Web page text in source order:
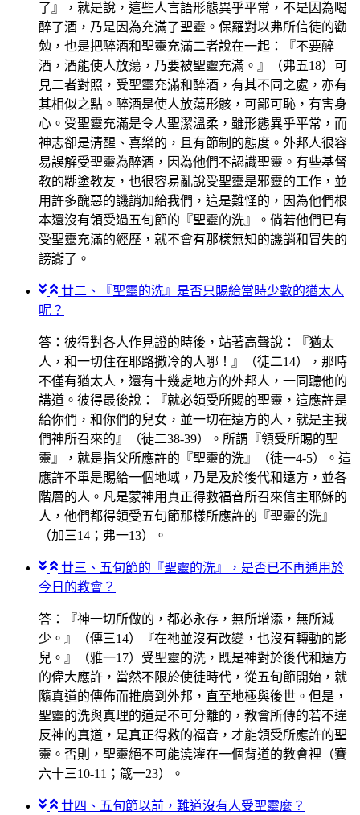
了』，就是說，這些人言語形態異乎平常，不是因為喝
醉了酒，乃是因為充滿了聖靈。保羅對以弗所信徒的勸
勉，也是把醉酒和聖靈充滿二者說在一起：『不要醉
酒，酒能使人放蕩，乃要被聖靈充滿。』（弗五18）可
見二者對照，受聖靈充滿和醉酒，有其不同之處，亦有
其相似之點。醉酒是使人放蕩形骸，可鄙可恥，有害身
心。受聖靈充滿是令人聖潔溫柔，雖形態異乎平常，而
神志卻是清醒、喜樂的，且有節制的態度。外邦人很容
易誤解受聖靈為醉酒，因為他們不認識聖靈。有些基督
教的糊塗教友，也很容易亂說受聖靈是邪靈的工作，並
用許多醜惡的譏誚加給我們，這是難怪的，因為他們根
本還沒有領受過五旬節的『聖靈的洗』。倘若他們已有
受聖靈充滿的經歷，就不會有那樣無知的譏誚和冒失的
謗讟了。
廿二、『聖靈的洗』是否只賜給當時少數的猶太人
呢？
答：彼得對各人作見證的時後，站著高聲說：『猶太
人，和一切住在耶路撒冷的人哪！』（徒二14），那時
不僅有猶太人，還有十幾處地方的外邦人，一同聽他的
講道。彼得最後說：『就必領受所賜的聖靈，這應許是
給你們，和你們的兒女，並一切在遠方的人，就是主我
們神所召來的』（徒二38-39）。所謂『領受所賜的聖
靈』，就是指父所應許的『聖靈的洗』（徒一4-5）。這
應許不單是賜給一個地域，乃是及於後代和遠方，並各
階層的人。凡是蒙神用真正得救福音所召來信主耶穌的
人，他們都得領受五旬節那樣所應許的『聖靈的洗』
（加三14；弗一13）。
廿三、五旬節的『聖靈的洗』，是否已不再通用於
今日的教會？
答：『神一切所做的，都必永存，無所增添，無所減
少。』（傳三14）『在祂並沒有改變，也沒有轉動的影
兒。』（雅一17）受聖靈的洗，既是神對於後代和遠方
的偉大應許，當然不限於使徒時代，從五旬節開始，就
隨真道的傳佈而推廣到外邦，直至地極與後世。但是，
聖靈的洗與真理的道是不可分離的，教會所傳的若不違
反神的真道，是真正得救的福音，才能領受所應許的聖
靈。否則，聖靈絕不可能澆灌在一個背道的教會裡（賽
六十三10-11；箴一23）。
廿四、五旬節以前，難道沒有人受聖靈麼？